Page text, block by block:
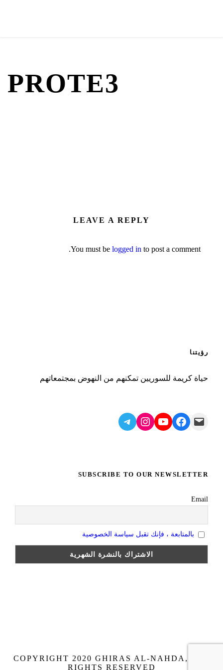
PROTE3
LEAVE A REPLY
You must be logged in to post a comment.
رؤيتنا
حياة كريمة للسوريين تمكنهم من النهوض بمجتمعاتهم
Mail
Facebook
YouTube
Instagram
Telegram
SUBSCRIBE TO OUR NEWSLETTER
Email
بالمتابعة ، فإنك تقبل سياسة الخصوصية
COPYRIGHT 2020 GHIRAS AL-NAHDA, ALL
RIGHTS RESERVED